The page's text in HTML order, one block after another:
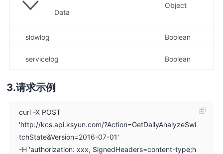
Data
Object
slowlog Boolean
servicelog Boolean
请求示例
curl -X POST
'http://kcs.api.ksyun.com/?Action=GetDailyAnalyzeSwi
tchState&Version=2016-07-01'
-H 'authorization: xxx, SignedHeaders=content-type;h